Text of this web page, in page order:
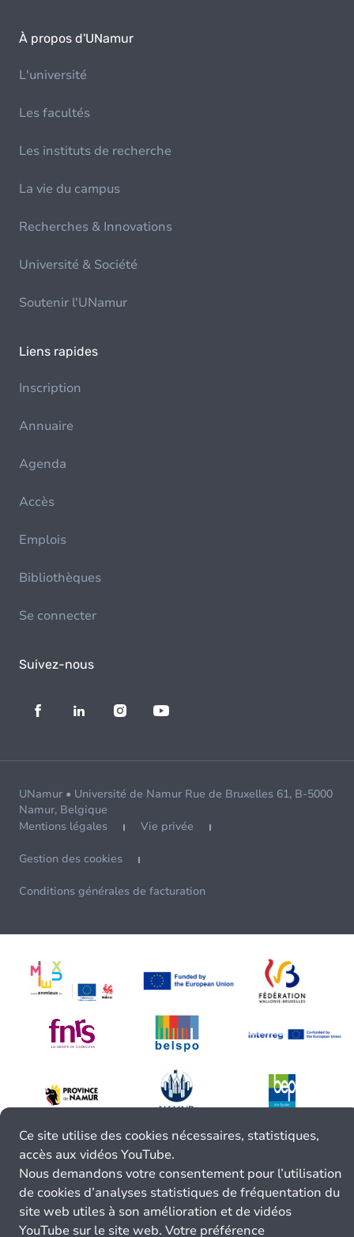
À propos d'UNamur
L'université
Les facultés
Les instituts de recherche
La vie du campus
Recherches & Innovations
Université & Société
Soutenir l'UNamur
Liens rapides
Inscription
Annuaire
Agenda
Accès
Emplois
Bibliothèques
Se connecter
Suivez-nous
UNamur • Université de Namur Rue de Bruxelles 61, B-5000
Namur, Belgique
Mentions légales
Vie privée
Gestion des cookies
Conditions générales de facturation
Ce site utilise des cookies nécessaires, statistiques,
accès aux vidéos YouTube.
Nous demandons votre consentement pour l’utilisation
de cookies d’analyses statistiques de fréquentation du
site web utiles à son amélioration et de vidéos
YouTube sur le site web. Votre préférence